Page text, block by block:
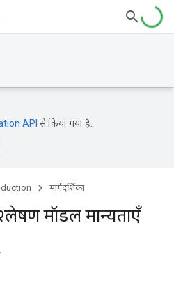
API से किया गया है.
मार्गदर्शिका
मॉडल मान्यताएँ